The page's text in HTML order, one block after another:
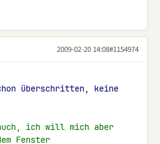
2009-02-20 14:08#1154974
überschritten, keine
ich will mich aber
Fenster